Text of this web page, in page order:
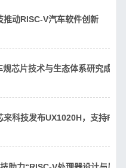
动RISC-V汽车软件创新
规芯片技术与生态体系研究成果
科技发布UX1020H，支持